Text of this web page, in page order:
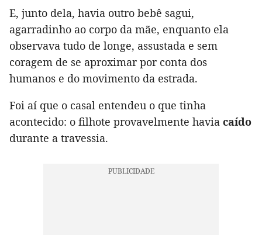
E, junto dela, havia outro bebê sagui,
agarradinho ao corpo da mãe, enquanto ela
observava tudo de longe, assustada e sem
coragem de se aproximar por conta dos
humanos e do movimento da estrada.
Foi aí que o casal entendeu o que tinha
acontecido: o filhote provavelmente havia caído
durante a travessia.